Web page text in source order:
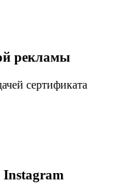
рекламы
сертификата